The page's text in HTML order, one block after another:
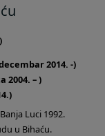
2014. -)
2004. – )
Luci 1992.
u Bihaću.